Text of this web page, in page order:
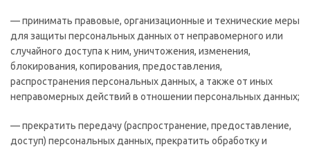
— принимать правовые, организационные и технические меры
для защиты персональных данных от неправомерного или
случайного доступа к ним, уничтожения, изменения,
блокирования, копирования, предоставления,
распространения персональных данных, а также от иных
неправомерных действий в отношении персональных данных;
— прекратить передачу (распространение, предоставление,
доступ) персональных данных, прекратить обработку и